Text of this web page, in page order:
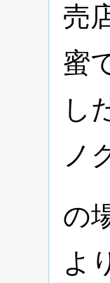
売
蜜
し
ノ
の
よ